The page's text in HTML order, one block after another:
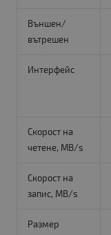
Външен/
вътрешен
Интерфейс
Скорост на
четене, MB/s
Скорост на
запис, MB/s
Размер